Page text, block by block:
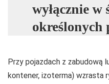
wyłącznie w
określonych
Przy pojazdach z zabudową
kontener, izoterma) wzrasta